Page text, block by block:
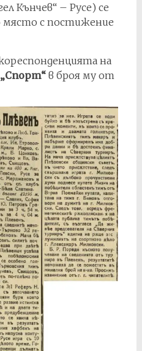
Кънчев“ – Русе) се
с постижение
на
в броя му от